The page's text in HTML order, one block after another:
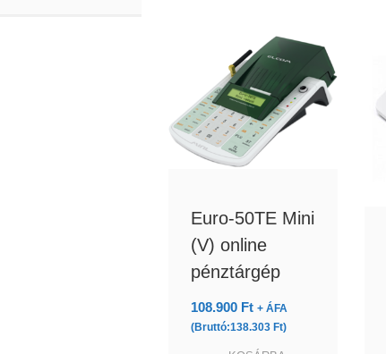
Euro-50TE Mini
(V) online
pénztárgép
108.900 Ft + ÁFA
(Bruttó:138.303 Ft)